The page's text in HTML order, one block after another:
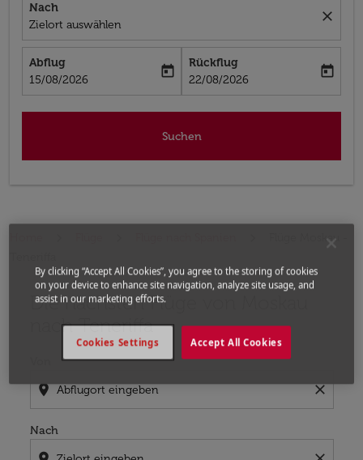
Nach
Zielort auswählen
close
Abflug
fc-booking-departure-date-aria-label
15/08/2026
today
Rückflug
fc-booking-return-date-aria-label
22/08/2026
today
Suchen
Flüge Moskau -
Die nächsten Flüge von Moskau
nach Teneriffa
location_on close
Nach
Bitte ändern Sie Ihre gewünschte Route (Abflugort
By clicking “Accept All Cookies”, you agree to the storing of cookies
on your device to enhance site navigation, analyze site usage, and
assist in our marketing efforts.
Accept All Cookies
Cookies Settings